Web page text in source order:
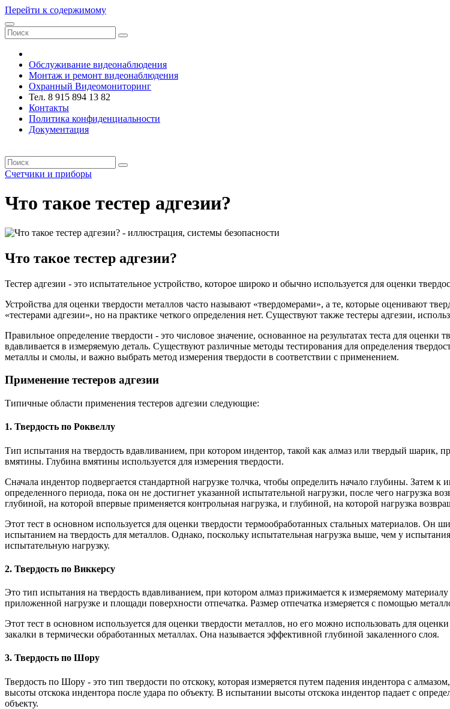
Перейти к содержимому
Обслуживание видеонаблюдения
Монтаж и ремонт видеонаблюдения
Охранный Видеомониторинг
Тел. 8 915 894 13 82
Контакты
Политика конфиденциальности
Документация
Счетчики и приборы
Что такое тестер адгезии?
Что такое тестер адгезии?
Тестер адгезии - это испытательное устройство, которое широко и обычно используется для оценки
Устройства для оценки твердости металлов часто называют «твердомерами», а те, которые оценивают
«тестерами адгезии», но на практике четкого определения нет. Существуют также тестеры адгезии,
Правильное определение твердости - это числовое значение, основанное на результатах теста для
вдавливается в измеряемую деталь. Существуют различные методы тестирования для определения
металлы и смолы, и важно выбрать метод измерения твердости в соответствии с применением.
Применение тестеров адгезии
Типичные области применения тестеров адгезии следующие:
1. Твердость по Роквеллу
Тип испытания на твердость вдавливанием, при котором индентор, такой как алмаз или твердый шарик,
вмятины. Глубина вмятины используется для измерения твердости.
Сначала индентор подвергается стандартной нагрузке толчка, чтобы определить начало глубины. Затем
определенного периода, пока он не достигнет указанной испытательной нагрузки, после чего нагрузка
глубиной, на которой впервые применяется контрольная нагрузка, и глубиной, на которой нагрузка
Этот тест в основном используется для оценки твердости термообработанных стальных материалов. Он
испытанием на твердость для металлов. Однако, поскольку испытательная нагрузка выше, чем у
испытательную нагрузку.
2. Твердость по Виккерсу
Это тип испытания на твердость вдавливанием, при котором алмаз прижимается к измеряемому материалу
приложенной нагрузке и площади поверхности отпечатка. Размер отпечатка измеряется с помощью
Этот тест в основном используется для оценки твердости металлов, но его можно использовать для
закалки в термически обработанных металлах. Она называется эффективной глубиной закаленного слоя.
3. Твердость по Шору
Твердость по Шору - это тип твердости по отскоку, которая измеряется путем падения индентора с
высоты отскока индентора после удара по объекту. В испытании высоты отскока индентор падает с
объекту.